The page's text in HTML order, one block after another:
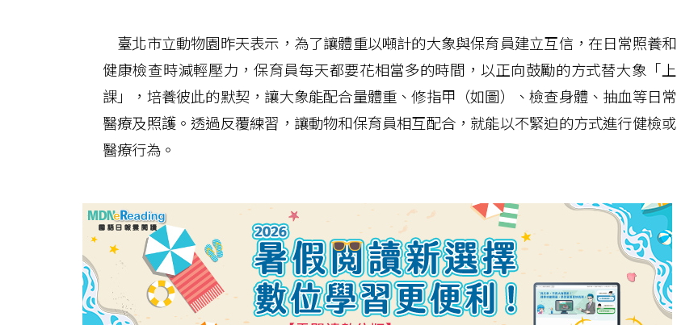
臺北市立動物園昨天表示，為了讓體重以噸計的大象與保育員建立互信，在日常照養和
健康檢查時減輕壓力，保育員每天都要花相當多的時間，以正向鼓勵的方式替大象「上
課」，培養彼此的默契，讓大象能配合量體重、修指甲（如圖）、檢查身體、抽血等日常
醫療及照護。透過反覆練習，讓動物和保育員相互配合，就能以不緊迫的方式進行健檢或
醫療行為。